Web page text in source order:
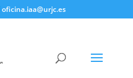
oficina.iaa@urjc.es